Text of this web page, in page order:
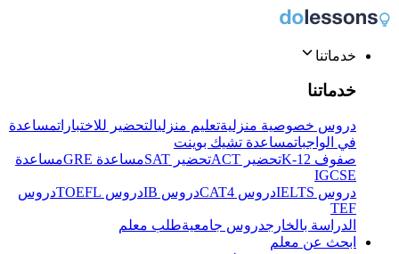
خدماتنا
خدماتنا
دروس خصوصية منزليةتعليم منزليالتحضير للاختباراتمساعدة
في الواجباتمساعدة تشيك بوينت
صفوف K-12
تحضير ACT تحضير SAT مساعدة GRE
مساعدة
IGCSE
دروس IELTS
دروس CAT4 دروس IB دروس TOEFL
دروس
TEF
الدراسة بالخارجدروس جامعيةطلب معلم
ابحث عن معلم